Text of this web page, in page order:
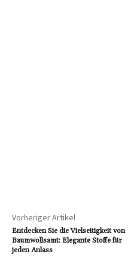
Vorheriger Artikel
Entdecken Sie die Vielseitigkeit von
Baumwollsamt: Elegante Stoffe für
jeden Anlass